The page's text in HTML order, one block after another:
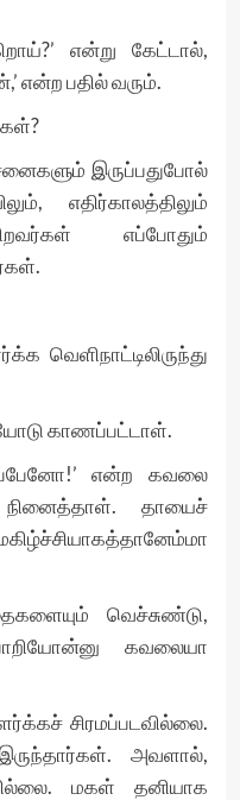
என்று கேட்டால்,
என்ற பதில் வரும்.
இருப்பதுபோல்
எதிர்காலத்திலும்
எப்போதும்
வெளிநாட்டிலிருந்து
காணப்பட்டாள்.
என்ற கவலை
தாயைச்
வெச்சுண்டு,
கவலையா
சிரமப்படவில்லை.
அவளால்,
மகள் தனியாக